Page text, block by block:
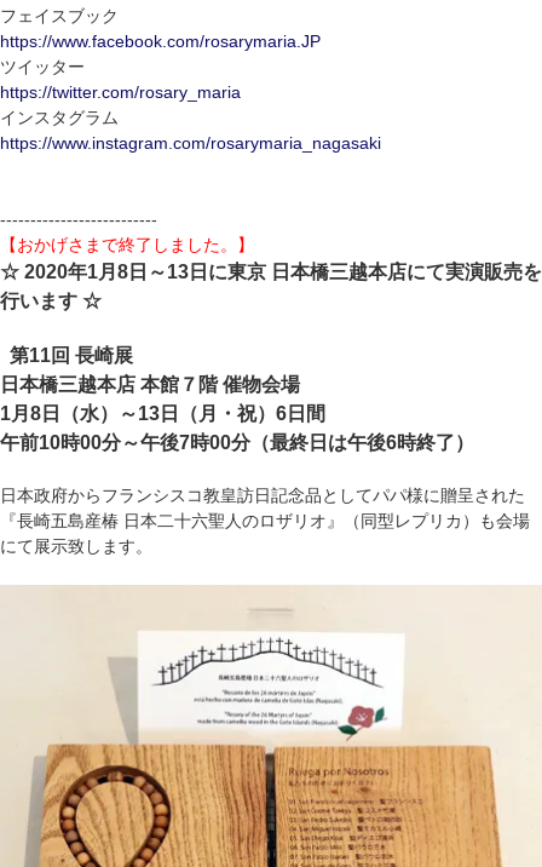
フェイスブック
https://www.facebook.com/rosarymaria.JP
ツイッター
https://twitter.com/rosary_maria
インスタグラム
https://www.instagram.com/rosarymaria_nagasaki
--------------------------
【おかげさまで終了しました。】
☆ 2020年1月8日～13日に東京 日本橋三越本店にて実演販売を
行います ☆
第11回 長崎展
日本橋三越本店 本館７階 催物会場
1月8日（水）～13日（月・祝）6日間
午前10時00分～午後7時00分（最終日は午後6時終了）
日本政府からフランシスコ教皇訪日記念品としてパパ様に贈呈された
『長崎五島産椿 日本二十六聖人のロザリオ』（同型レプリカ）も会場
にて展示致します。